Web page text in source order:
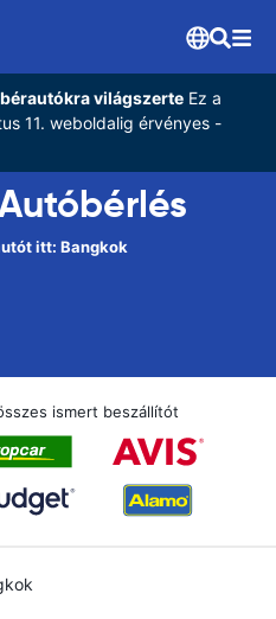
világszerteEz a
11. weboldalig érvényes -
itt: Bangkok
ismert beszállítót